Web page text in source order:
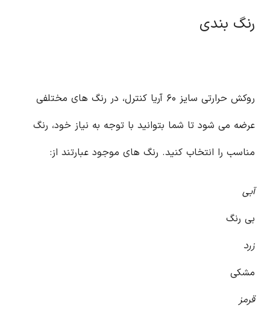
رنگ بندی
روکش حرارتی سایز ۶۰ آریا کنترل، در رنگ های مختلفی
عرضه می شود تا شما بتوانید با توجه به نیاز خود، رنگ
مناسب را انتخاب کنید. رنگ های موجود عبارتند از:
آبی
بی رنگ
زرد
مشکی
قرمز